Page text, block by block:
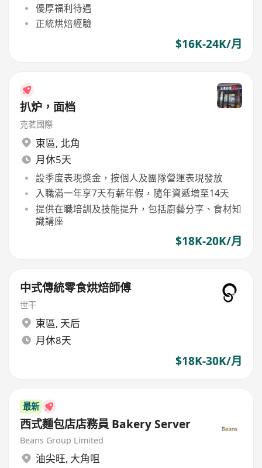
優厚福利待遇
正統烘焙經驗
$16K-24K/月
扒炉，面档
克茗國際
東區, 北角
月休5天
設季度表現獎金，按個人及團隊營運表現發放
入職滿一年享7天有薪年假，隨年資遞增至14天
提供在職培訓及技能提升，包括廚藝分享、食材知
識講座
$18K-20K/月
中式傳統零食烘焙師傅
世干
東區, 天后
月休8天
$18K-30K/月
最新
西式麵包店店務員 Bakery Server
Beans Group Limited
油尖旺, 大角咀